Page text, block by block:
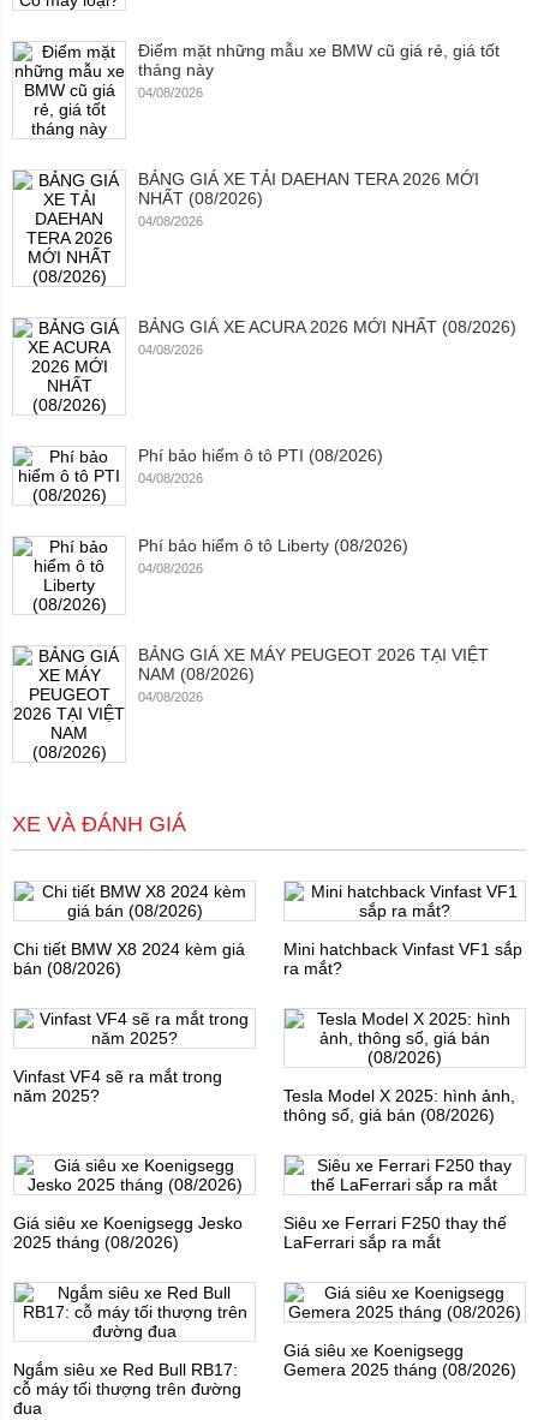
Điểm mặt những mẫu xe BMW cũ giá rẻ, giá tốt
tháng này
04/08/2026
BẢNG GIÁ XE TẢI DAEHAN TERA 2026 MỚI
NHẤT (08/2026)
04/08/2026
BẢNG GIÁ XE ACURA 2026 MỚI NHẤT (08/2026)
04/08/2026
Phí bảo hiểm ô tô PTI (08/2026)
04/08/2026
Phí bảo hiểm ô tô Liberty (08/2026)
04/08/2026
BẢNG GIÁ XE MÁY PEUGEOT 2026 TẠI VIỆT
NAM (08/2026)
04/08/2026
XE VÀ ĐÁNH GIÁ
Chi tiết BMW X8 2024 kèm giá
bán (08/2026)
Mini hatchback Vinfast VF1 sắp
ra mắt?
Vinfast VF4 sẽ ra mắt trong
năm 2025?
Tesla Model X 2025: hình ảnh,
thông số, giá bán (08/2026)
Giá siêu xe Koenigsegg Jesko
2025 tháng (08/2026)
Siêu xe Ferrari F250 thay thế
LaFerrari sắp ra mắt
Ngắm siêu xe Red Bull RB17:
cỗ máy tối thượng trên đường
đua
Giá siêu xe Koenigsegg
Gemera 2025 tháng (08/2026)